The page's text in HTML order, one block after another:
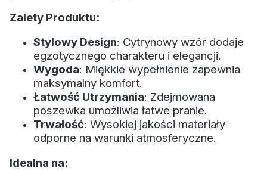
Zalety Produktu:
Stylowy Design: Cytrynowy wzór dodaje
egzotycznego charakteru i elegancji.
Wygoda: Miękkie wypełnienie zapewnia
maksymalny komfort.
Łatwość Utrzymania: Zdejmowana
poszewka umożliwia łatwe pranie.
Trwałość: Wysokiej jakości materiały
odporne na warunki atmosferyczne.
Idealna na: